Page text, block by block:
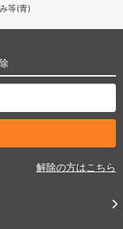
等(青)
解除の方はこちら